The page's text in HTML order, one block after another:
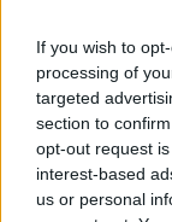
If you wish to
processing of
targeted
section to
opt-out request
interest-based
us or personal
Elektromos autó
1265
debütált a
Eriqo - 2023-09-04